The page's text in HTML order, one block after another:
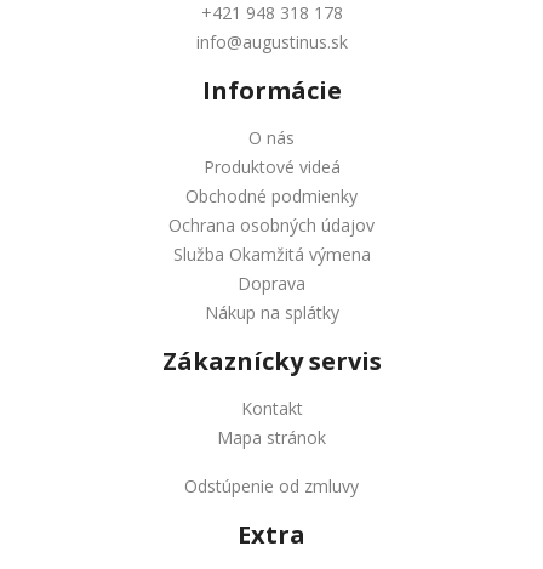
+421 948 318 178
info@augustinus.sk
Informácie
O nás
Produktové videá
Obchodné podmienky
Ochrana osobných údajov
Služba Okamžitá výmena
Doprava
Nákup na splátky
Zákaznícky servis
Kontakt
Mapa stránok
Odstúpenie od zmluvy
Extra